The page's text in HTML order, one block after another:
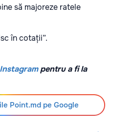
să majoreze ratele
în cotații”.
Instagrampentru a fi la
Point.md pe Google